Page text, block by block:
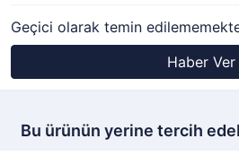
Geçici olarak temin
Haber Ver
Bu ürünün yerine tercih